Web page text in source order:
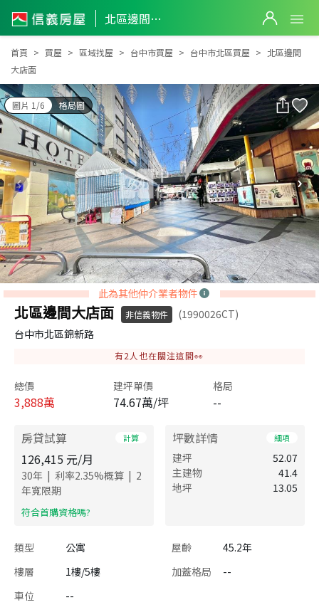
北區邊間大店面
北區邊間大店面
首頁 買屋 區域找屋 台中市買屋 台中市北區買屋
北區邊間
大店面
圖片 1/6 格局圖
此為其他仲介業者物件
北區邊間大店面 非信義物件
(1990026CT)
台中市北區錦新路
有2 人也在關注這間👀
總價
3,888萬
建坪單價
74.67萬/坪
格局
--
房貸試算 計算
126,415 元/月
30年 | 利率2.35%概算 | 2
年寬限期
​符合首購資格嗎?
坪數詳情 細項
建坪
52.07
主建物
41.4
地坪
13.05
類型 公寓 屋齡
45.2年
樓層
1樓/5樓 加蓋格局
--
車位
--